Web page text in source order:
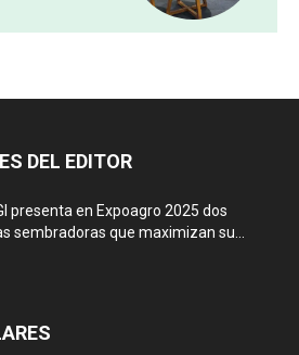
DEL EDITOR
presenta en Expoagro 2025 dos
sembradoras que maximizan su...